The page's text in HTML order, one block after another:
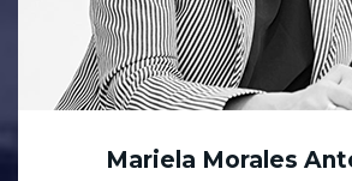
Mariela Morales